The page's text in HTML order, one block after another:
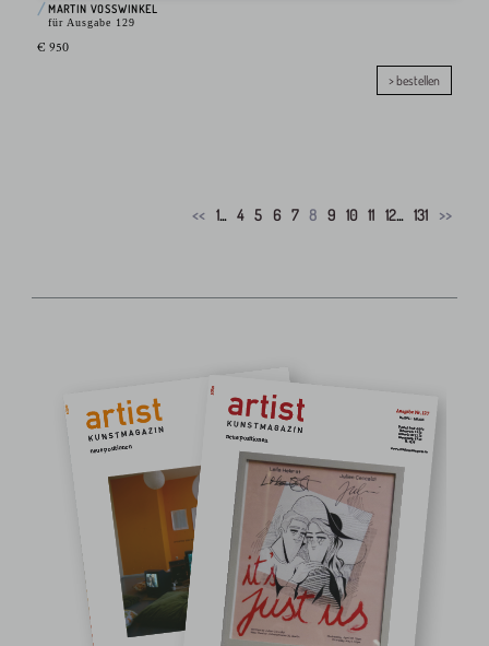
MARTIN VOSSWINKEL
für Ausgabe 129
€ 950
> bestellen
<< 1... 4 5 6 7 8 9 10 11 12... 131 >>